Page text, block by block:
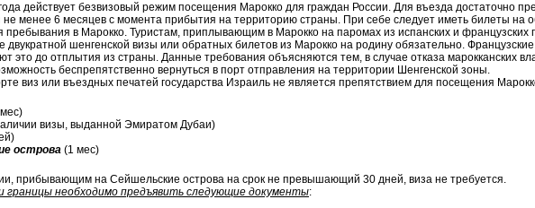
действует безвизовый режим посещения Марокко для граждан России. Для въезда достаточно
не менее 6 месяцев с момента прибытия на территорию страны. При себе следует иметь билеты на
пребывания в Марокко. Туристам, приплывающим в Марокко на паромах из испанских и французских
двукратной шенгенской визы или обратных билетов из Марокко на родину обязательно.
это до отплытия из страны. Данные требования объясняются тем, в случае отказа марокканских
беспрепятственно вернуться в порт отправления на территории Шенгенской зоны.
виз или въездных печатей государства Израиль не является препятствием для посещения
визы, выданной Эмиратом Дубаи)
острова (1 мес)
прибывающим на Сейшельские острова на срок не превышающий 30 дней, виза не требуется.
границы необходимо предъявить следующие документы: